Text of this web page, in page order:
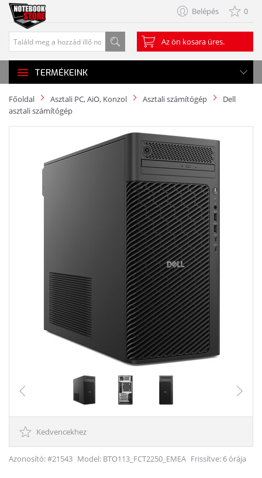
Belépés 0
Az ön kosara üres.
TERMÉKEINK
Főoldal Asztali PC, AiO, Konzol Asztali számítógép
Dell
asztali számítógép
Kedvencekhez
Azonosító: #21543 Model: BTO113_FCT2250_EMEA Frissítve: 6 órája